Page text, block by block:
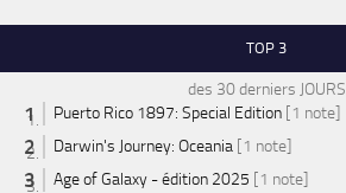
TOP 3
des 30 derniers JOURS
Puerto Rico 1897: Special Edition [1 note]
Darwin's Journey: Oceania [1 note]
Age of Galaxy - édition 2025 [1 note]